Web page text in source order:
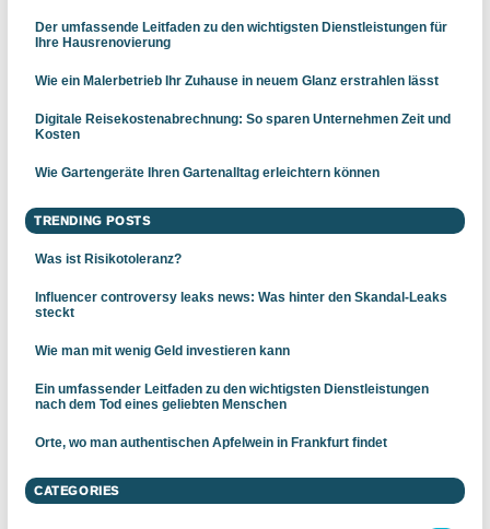
Der umfassende Leitfaden zu den wichtigsten Dienstleistungen für
Ihre Hausrenovierung
Wie ein Malerbetrieb Ihr Zuhause in neuem Glanz erstrahlen lässt
Digitale Reisekostenabrechnung: So sparen Unternehmen Zeit und
Kosten
Wie Gartengeräte Ihren Gartenalltag erleichtern können
TRENDING POSTS
Was ist Risikotoleranz?
Influencer controversy leaks news: Was hinter den Skandal-Leaks
steckt
Wie man mit wenig Geld investieren kann
Ein umfassender Leitfaden zu den wichtigsten Dienstleistungen
nach dem Tod eines geliebten Menschen
Orte, wo man authentischen Apfelwein in Frankfurt findet
CATEGORIES